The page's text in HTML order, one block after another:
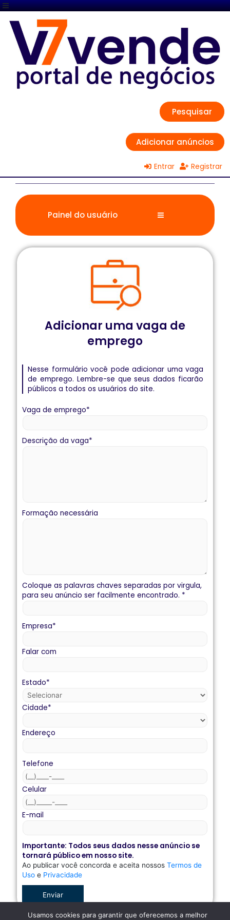
Pesquisar
Adicionar anúncios
Entrar Registrar
Painel do usuário
Adicionar uma vaga de
emprego
Nesse formulário você pode adicionar uma vaga
de emprego. Lembre-se que seus dados ficarão
públicos a todos os usuários do site.
Vaga de emprego*
Descrição da vaga*
Formação necessária
Coloque as palavras chaves separadas por virgula,
para seu anúncio ser facilmente encontrado. *
Empresa*
Falar com
Estado*
Cidade*
Endereço
Telefone
Celular
E-mail
Importante: Todos seus dados nesse anúncio se
tornará público em nosso site.
Ao publicar você concorda e aceita nossos Termos de
Uso e Privacidade
Enviar
Usamos cookies para garantir que oferecemos a melhor